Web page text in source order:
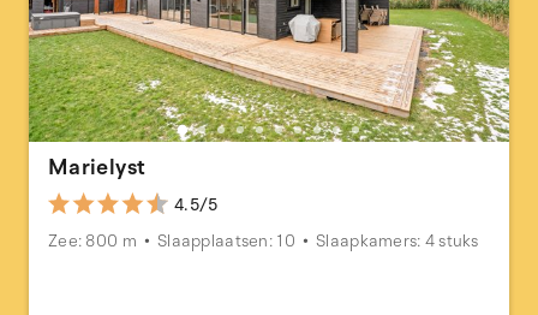
Marielyst
4.5/5
Zee: 800 m
Slaapplaatsen: 10 Slaapkamers: 4 stuks